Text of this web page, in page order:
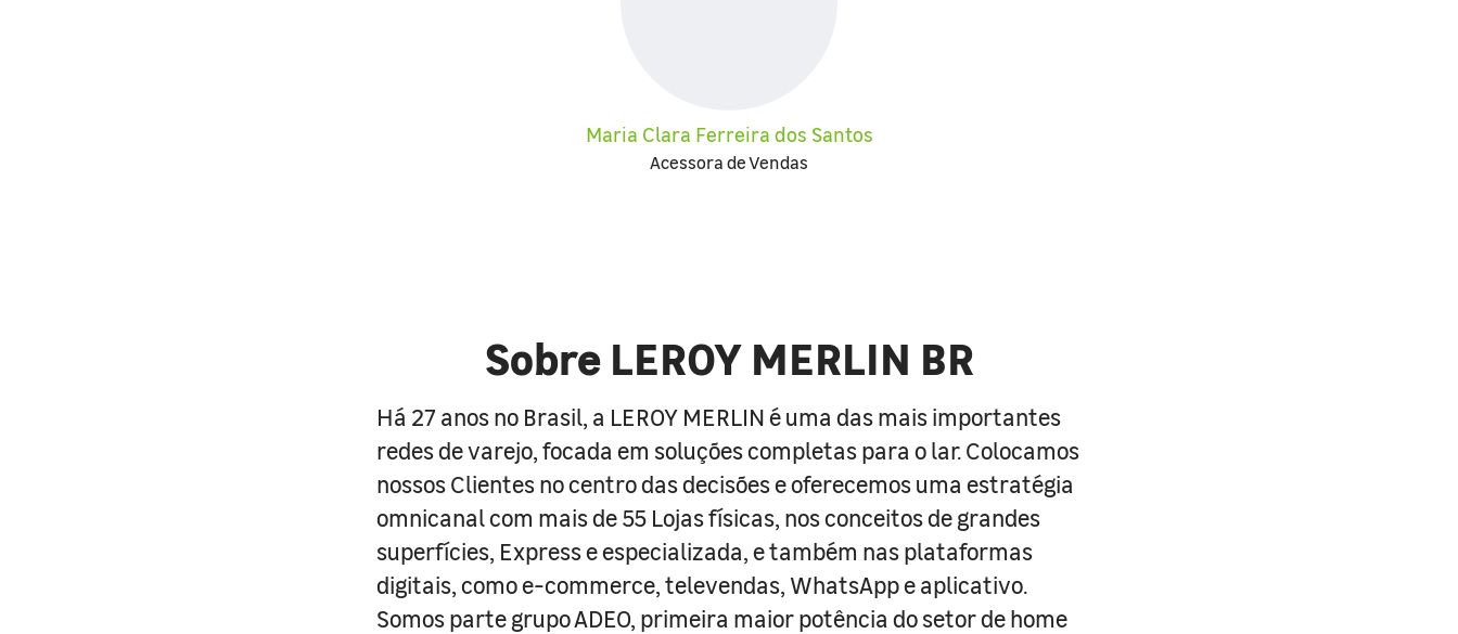
Maria Clara Ferreira dos Santos
Acessora de Vendas
Sobre LEROY MERLIN BR
Há 27 anos no Brasil, a LEROY MERLIN é uma das mais importantes
redes de varejo, focada em soluções completas para o lar. Colocamos
nossos Clientes no centro das decisões e oferecemos uma estratégia
omnicanal com mais de 55 Lojas físicas, nos conceitos de grandes
superfícies, Express e especializada, e também nas plataformas
digitais, como e-commerce, televendas, WhatsApp e aplicativo.
Somos parte grupo ADEO, primeira maior potência do setor de home